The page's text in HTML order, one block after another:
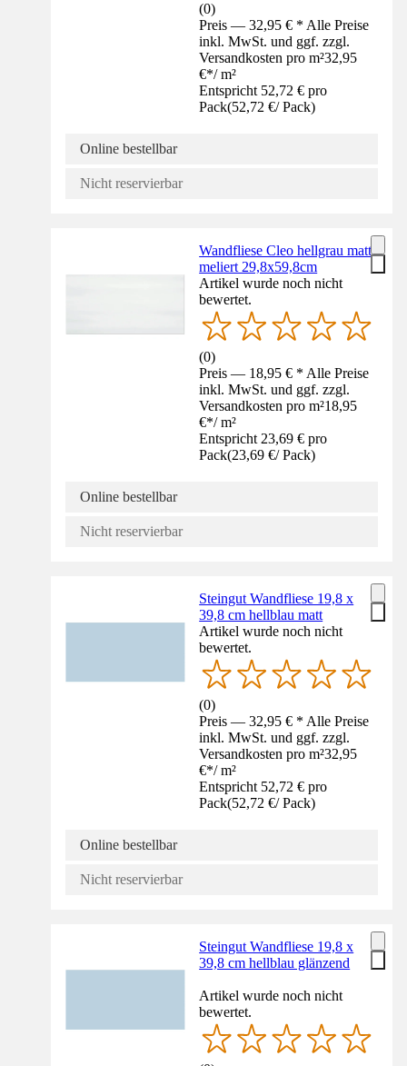
(0)
Preis — 32,95 € * Alle Preise
inkl. MwSt. und ggf. zzgl.
Versandkosten pro m²32,95
€*/ m²
Entspricht 52,72 € pro
Pack(52,72 €/ Pack)
Online bestellbar
Nicht reservierbar
Wandfliese Cleo hellgrau matt
meliert 29,8x59,8cm
Artikel wurde noch nicht
bewertet.
(0)
Preis — 18,95 € * Alle Preise
inkl. MwSt. und ggf. zzgl.
Versandkosten pro m²18,95
€*/ m²
Entspricht 23,69 € pro
Pack(23,69 €/ Pack)
Online bestellbar
Nicht reservierbar
Steingut Wandfliese 19,8 x
39,8 cm hellblau matt
Artikel wurde noch nicht
bewertet.
(0)
Preis — 32,95 € * Alle Preise
inkl. MwSt. und ggf. zzgl.
Versandkosten pro m²32,95
€*/ m²
Entspricht 52,72 € pro
Pack(52,72 €/ Pack)
Online bestellbar
Nicht reservierbar
Steingut Wandfliese 19,8 x
39,8 cm hellblau glänzend
Artikel wurde noch nicht
bewertet.